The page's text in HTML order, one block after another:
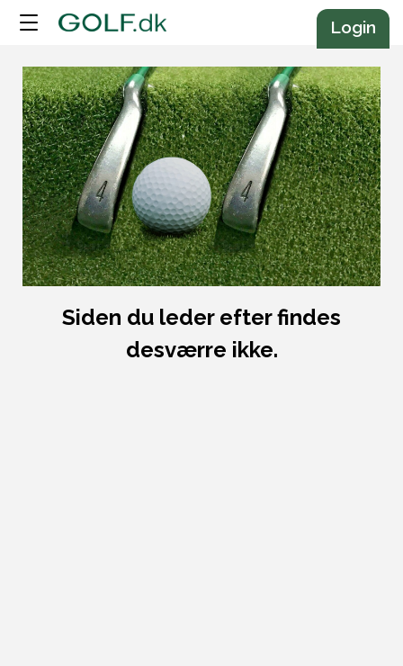
Annonce
Login
Siden du leder efter findes
desværre ikke.